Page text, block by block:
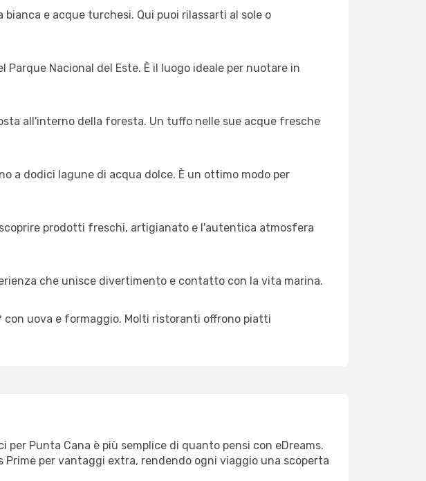
e acque turchesi. Qui puoi rilassarti al sole o
Nacional del Este. È il luogo ideale per nuotare in
all'interno della foresta. Un tuffo nelle sue acque fresche
a dodici lagune di acqua dolce. È un ottimo modo per
prodotti freschi, artigianato e l'autentica atmosfera
che unisce divertimento e contatto con la vita marina.
uova e formaggio. Molti ristoranti offrono piatti
Punta Cana è più semplice di quanto pensi con eDreams.
per vantaggi extra, rendendo ogni viaggio una scoperta